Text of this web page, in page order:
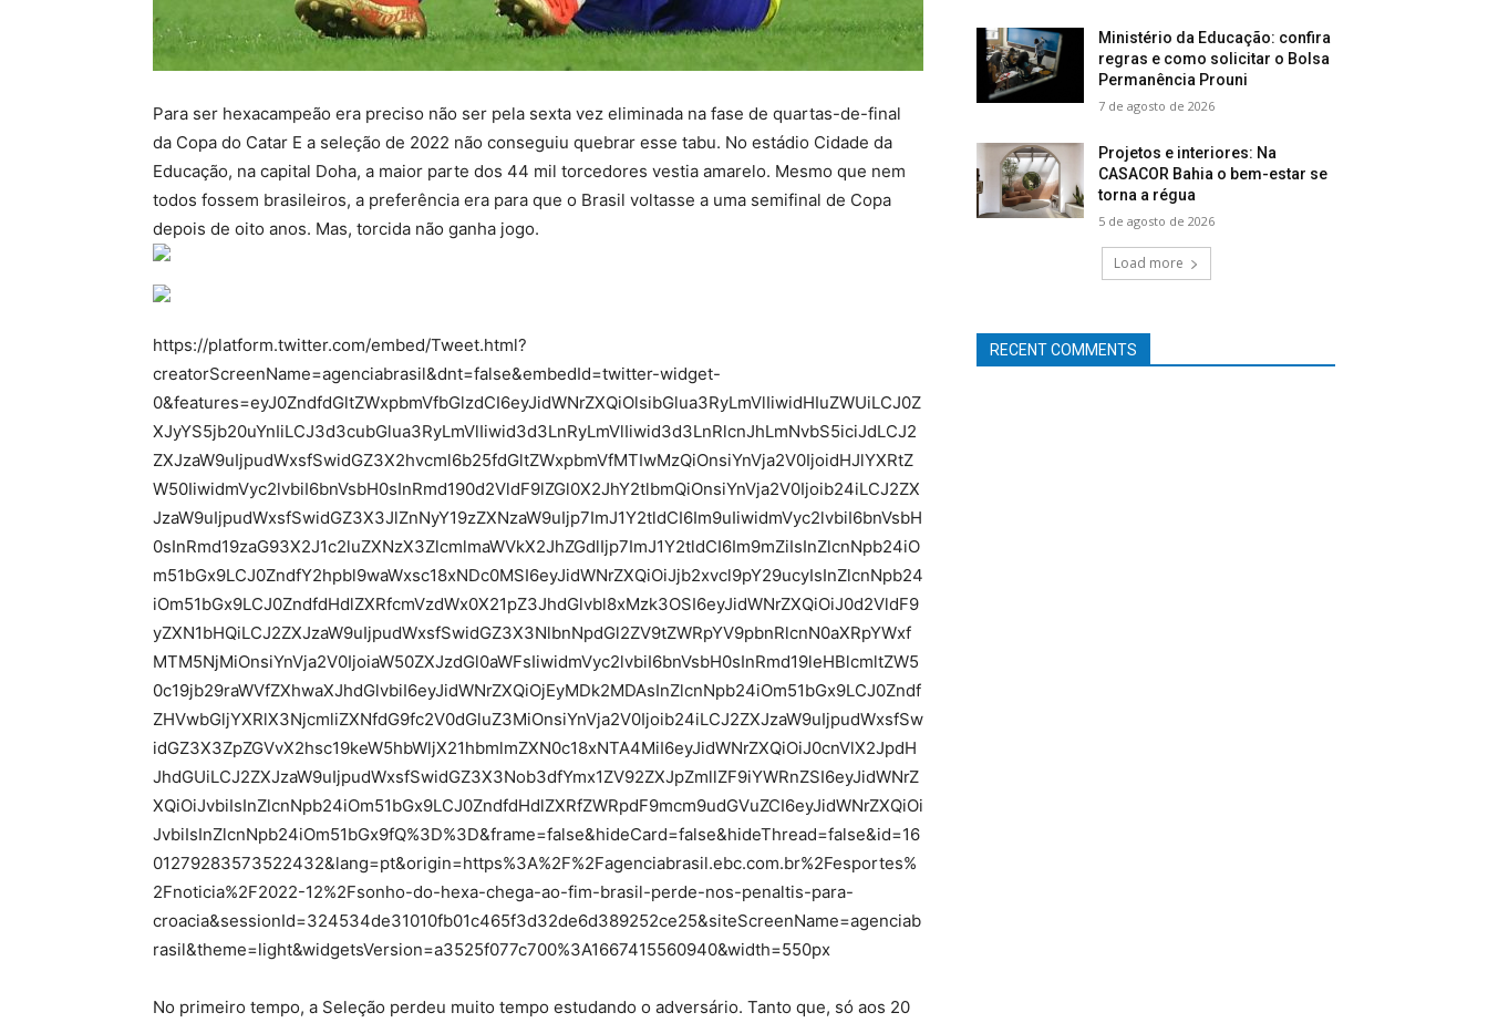
Para ser hexacampeão era preciso não ser pela sexta vez eliminada na fase de quartas-de-final
da Copa do Catar E a seleção de 2022 não conseguiu quebrar esse tabu. No estádio Cidade da
Educação, na capital Doha, a maior parte dos 44 mil torcedores vestia amarelo. Mesmo que nem
todos fossem brasileiros, a preferência era para que o Brasil voltasse a uma semifinal de Copa
depois de oito anos. Mas, torcida não ganha jogo.
https://platform.twitter.com/embed/Tweet.html?
creatorScreenName=agenciabrasil&dnt=false&embedId=twitter-widget-
0&features=eyJ0ZndfdGltZWxpbmVfbGlzdCI6eyJidWNrZXQiOlsibGlua3RyLmVlIiwidHIuZWUiLCJ0Z
XJyYS5jb20uYnIiLCJ3d3cubGlua3RyLmVlIiwid3d3LnRyLmVlIiwid3d3LnRlcnJhLmNvbS5iciJdLCJ2
ZXJzaW9uIjpudWxsfSwidGZ3X2hvcml6b25fdGltZWxpbmVfMTIwMzQiOnsiYnVja2V0IjoidHJlYXRtZ
W50IiwidmVyc2lvbiI6bnVsbH0sInRmd190d2VldF9lZGl0X2JhY2tlbmQiOnsiYnVja2V0Ijoib24iLCJ2ZX
JzaW9uIjpudWxsfSwidGZ3X3JlZnNyY19zZXNzaW9uIjp7ImJ1Y2tldCI6Im9uIiwidmVyc2lvbiI6bnVsbH
0sInRmd19zaG93X2J1c2luZXNzX3ZlcmlmaWVkX2JhZGdlIjp7ImJ1Y2tldCI6Im9mZiIsInZlcnNpb24iO
m51bGx9LCJ0ZndfY2hpbl9waWxsc18xNDc0MSI6eyJidWNrZXQiOiJjb2xvcl9pY29ucyIsInZlcnNpb24
iOm51bGx9LCJ0ZndfdHdlZXRfcmVzdWx0X21pZ3JhdGlvbl8xMzk3OSI6eyJidWNrZXQiOiJ0d2VldF9
yZXN1bHQiLCJ2ZXJzaW9uIjpudWxsfSwidGZ3X3NlbnNpdGl2ZV9tZWRpYV9pbnRlcnN0aXRpYWxf
MTM5NjMiOnsiYnVja2V0IjoiaW50ZXJzdGl0aWFsIiwidmVyc2lvbiI6bnVsbH0sInRmd19leHBlcmltZW5
0c19jb29raWVfZXhwaXJhdGlvbiI6eyJidWNrZXQiOjEyMDk2MDAsInZlcnNpb24iOm51bGx9LCJ0Zndf
ZHVwbGljYXRlX3NjcmliZXNfdG9fc2V0dGluZ3MiOnsiYnVja2V0Ijoib24iLCJ2ZXJzaW9uIjpudWxsfSw
idGZ3X3ZpZGVvX2hsc19keW5hbWljX21hbmlmZXN0c18xNTA4MiI6eyJidWNrZXQiOiJ0cnVlX2JpdH
JhdGUiLCJ2ZXJzaW9uIjpudWxsfSwidGZ3X3Nob3dfYmx1ZV92ZXJpZmllZF9iYWRnZSI6eyJidWNrZ
XQiOiJvbiIsInZlcnNpb24iOm51bGx9LCJ0ZndfdHdlZXRfZWRpdF9mcm9udGVuZCI6eyJidWNrZXQiOi
JvbiIsInZlcnNpb24iOm51bGx9fQ%3D%3D&frame=false&hideCard=false&hideThread=false&id=16
01279283573522432&lang=pt&origin=https%3A%2F%2Fagenciabrasil.ebc.com.br%2Fesportes%
2Fnoticia%2F2022-12%2Fsonho-do-hexa-chega-ao-fim-brasil-perde-nos-penaltis-para-
croacia&sessionId=324534de31010fb01c465f3d32de6d389252ce25&siteScreenName=agenciab
rasil&theme=light&widgetsVersion=a3525f077c700%3A1667415560940&width=550px
No primeiro tempo, a Seleção perdeu muito tempo estudando o adversário. Tanto que, só aos 20
Ministério da Educação: confira
regras e como solicitar o Bolsa
Permanência Prouni
7 de agosto de 2026
Projetos e interiores: Na
CASACOR Bahia o bem-estar se
torna a régua
5 de agosto de 2026
Load more
RECENT COMMENTS